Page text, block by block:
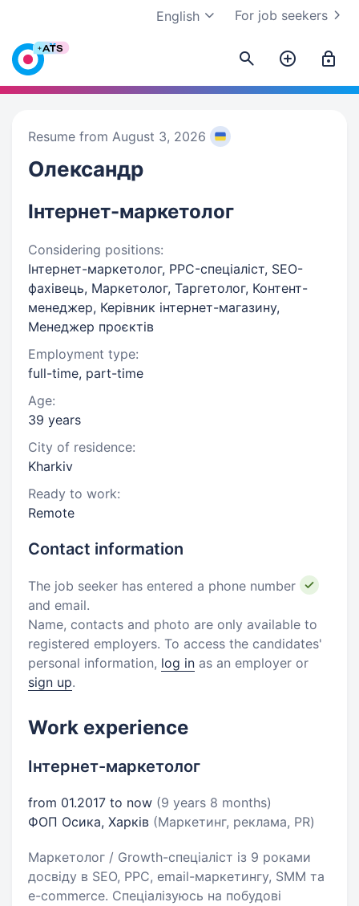
For job seekers
English
Resume from August 3, 2026
Олександр
Інтернет-маркетолог
Considering positions:
Інтернет-маркетолог, PPC-спеціаліст, SEO-
фахівець, Маркетолог, Таргетолог, Контент-
менеджер, Керівник інтернет-магазину,
Менеджер проєктів
Employment type:
full-time, part-time
Age:
39 years
City of residence:
Kharkiv
Ready to work:
Remote
Contact information
The job seeker has entered a phone number
and email.
Name, contacts and photo are only available to
registered employers. To access the candidates'
personal information, log in as an employer or
sign up.
Work experience
Інтернет-маркетолог
from 01.2017 to now (9 years 8 months)
ФОП Осика, Харків (Маркетинг, реклама, PR)
Маркетолог / Growth-спеціаліст із 9 роками
досвіду в SEO, PPC, email-маркетингу, SMM та
e-commerce. Спеціалізуюсь на побудові